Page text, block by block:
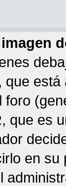
foro
que es
en